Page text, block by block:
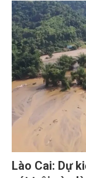
vững.
Lào Cai: Dự